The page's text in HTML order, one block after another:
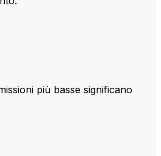
più basse significano